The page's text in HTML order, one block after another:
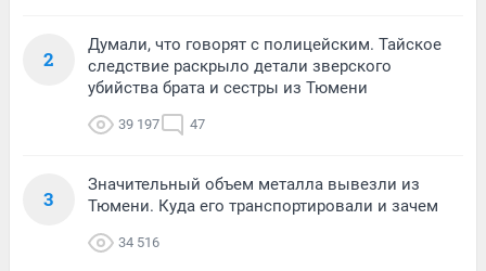
2
Думали, что говорят с полицейским. Тайское
следствие раскрыло детали зверского
убийства брата и сестры из Тюмени
39 197 47
3
Значительный объем металла вывезли из
Тюмени. Куда его транспортировали и зачем
34 516